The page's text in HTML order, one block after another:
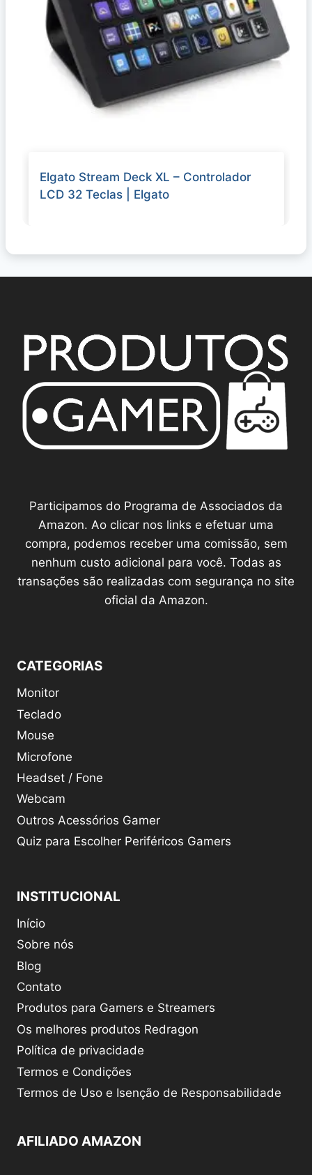
Elgato Stream Deck XL – Controlador
LCD 32 Teclas | Elgato
Participamos do Programa de Associados da
Amazon. Ao clicar nos links e efetuar uma
compra, podemos receber uma comissão, sem
nenhum custo adicional para você. Todas as
transações são realizadas com segurança no site
oficial da Amazon.
CATEGORIAS
Monitor
Teclado
Mouse
Microfone
Headset / Fone
Webcam
Outros Acessórios Gamer
Quiz para Escolher Periféricos Gamers
INSTITUCIONAL
Início
Sobre nós
Blog
Contato
Produtos para Gamers e Streamers
Os melhores produtos Redragon
Política de privacidade
Termos e Condições
Termos de Uso e Isenção de Responsabilidade
AFILIADO AMAZON